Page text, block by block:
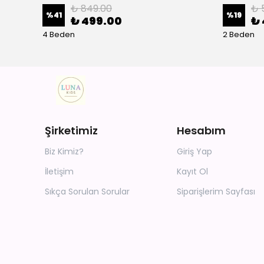
%41 ₺ 849.00
₺ 499.00
4 Beden
%19 ₺
₺
2 Beden
Şirketimiz
Biz Kimiz?
İletişim
Sıkça Sorulan Sorular
Hesabım
Giriş Yap
Kayıt Ol
Siparişlerim Sayfası